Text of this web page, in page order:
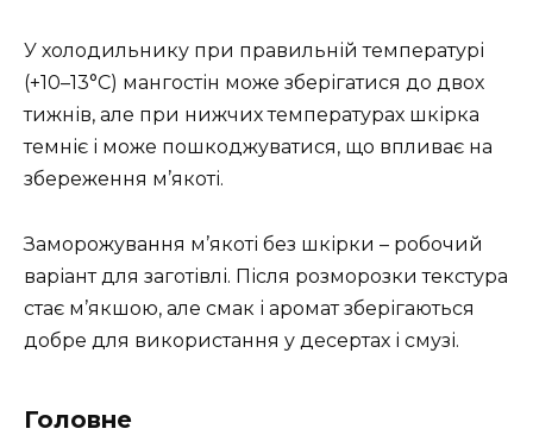
У холодильнику при правильній температурі
(+10–13°C) мангостін може зберігатися до двох
тижнів, але при нижчих температурах шкірка
темніє і може пошкоджуватися, що впливає на
збереження м’якоті.
Заморожування м’якоті без шкірки – робочий
варіант для заготівлі. Після розморозки текстура
стає м’якшою, але смак і аромат зберігаються
добре для використання у десертах і смузі.
Головне